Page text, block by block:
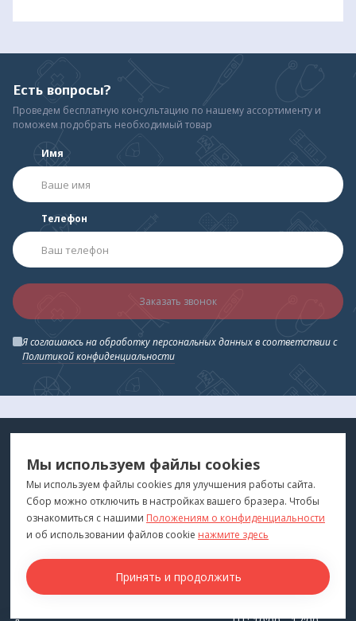
Есть вопросы?
Проведем бесплатную консультацию по нашему ассортименту и
поможем подобрать необходимый товар
Имя
Телефон
Заказать звонок
Я соглашаюсь на обработку персональных данных в соответствии с
Политикой конфиденциальности
ДЛЯ ВАС
"Медтехника для Вас"©2026
ПОКУПАТЕЛЯМ
Каталог
Бренды
Для оптовиков
КОНТАКТЫ
г. Владивосток
Мы используем файлы cookies
Мы используем файлы cookies для улучшения работы сайта.
Сбор можно отключить в настройках вашего бразера. Чтобы
ознакомиться с нашими Положениям о конфиденциальности
и об использовании файлов cookie нажмите здесь
Принять и продолжить